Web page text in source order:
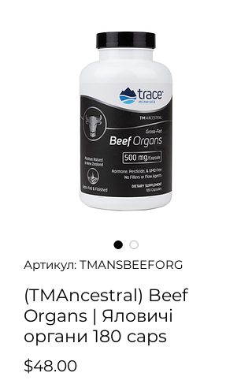
Артикул: TMANSBEEFORG
(TMAncestral) Beef
Organs | Яловичі
органи 180 caps
$48.00Ціна